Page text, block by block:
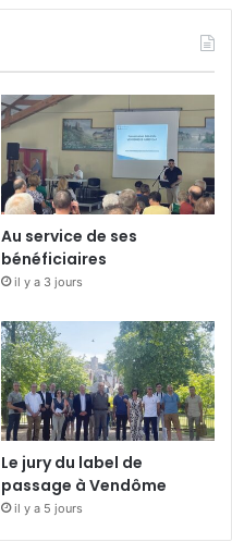
Au service de ses
bénéficiaires
il y a 3 jours
Le jury du label de
passage à Vendôme
il y a 5 jours